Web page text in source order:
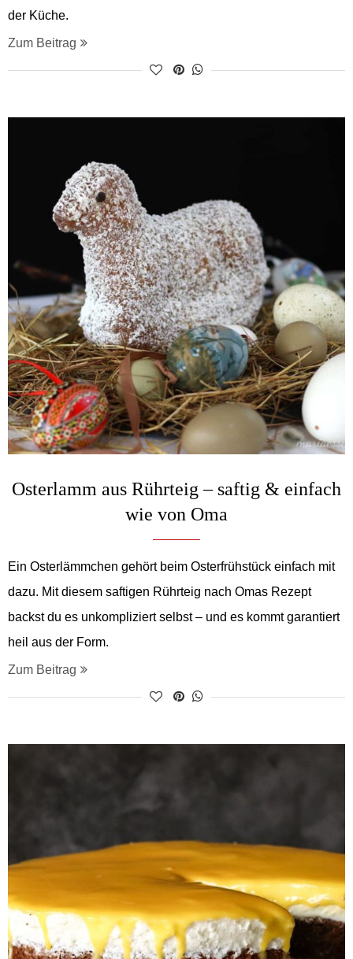
der Küche.
Zum Beitrag
Osterlamm aus Rührteig – saftig & einfach
wie von Oma
Ein Osterlämmchen gehört beim Osterfrühstück einfach mit
dazu. Mit diesem saftigen Rührteig nach Omas Rezept
backst du es unkompliziert selbst – und es kommt garantiert
heil aus der Form.
Zum Beitrag